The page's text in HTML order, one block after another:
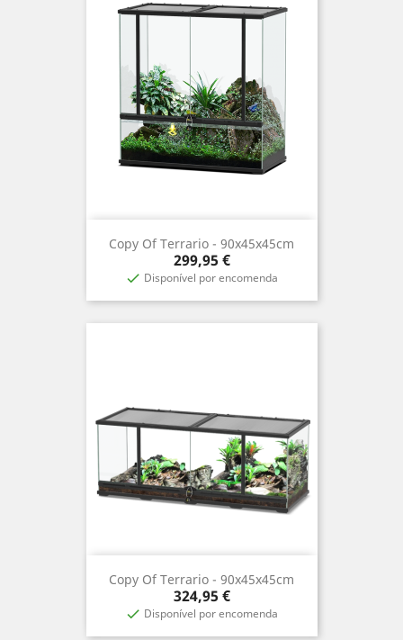
Copy Of Terrario - 90x45x45cm
Precio
299,95 €
 Disponível por encomenda
Copy Of Terrario - 90x45x45cm
Precio
324,95 €
 Disponível por encomenda